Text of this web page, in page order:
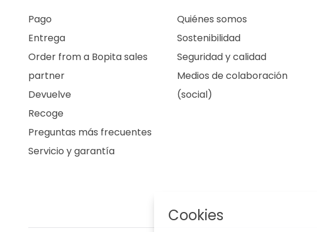
Pago
Entrega
Order from a Bopita sales
partner
Devuelve
Recoge
Preguntas más frecuentes
Servicio y garantía
Quiénes somos
Sostenibilidad
Seguridad y calidad
Medios de colaboración
(social)
Cookies